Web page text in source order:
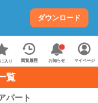
ダウンロード
入り 閲覧履歴 お知らせ マイページ
覧
パート